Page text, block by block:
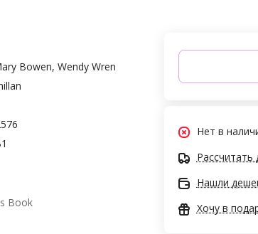
Bowen, Wendy Wren
Book
Нет в
Рассчитать
Нашли
Хочу в